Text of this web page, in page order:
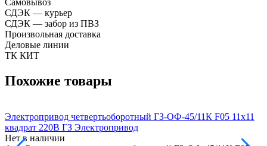
СДЭК — курьер
СДЭК — забор из ПВЗ
Произвольная доставка
Деловые линии
ТК КИТ
Похожие товары
Электропривод четвертьоборотный ГЗ-ОФ-45/11К F05 11х11
квадрат 220В ГЗ Электропривод
Нет в наличии